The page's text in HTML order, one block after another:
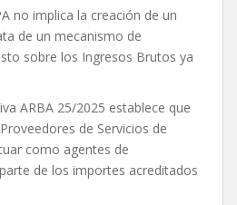
no implica la creación de un
de un mecanismo de
sobre los Ingresos Brutos ya
ARBA 25/2025 establece que
de Servicios de
como agentes de
de los importes acreditados